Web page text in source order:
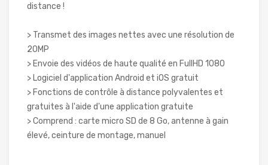
distance !
> Transmet des images nettes avec une résolution de
20MP
> Envoie des vidéos de haute qualité en FullHD 1080
> Logiciel d'application Android et iOS gratuit
> Fonctions de contrôle à distance polyvalentes et
gratuites à l'aide d'une application gratuite
> Comprend : carte micro SD de 8 Go, antenne à gain
élevé, ceinture de montage, manuel